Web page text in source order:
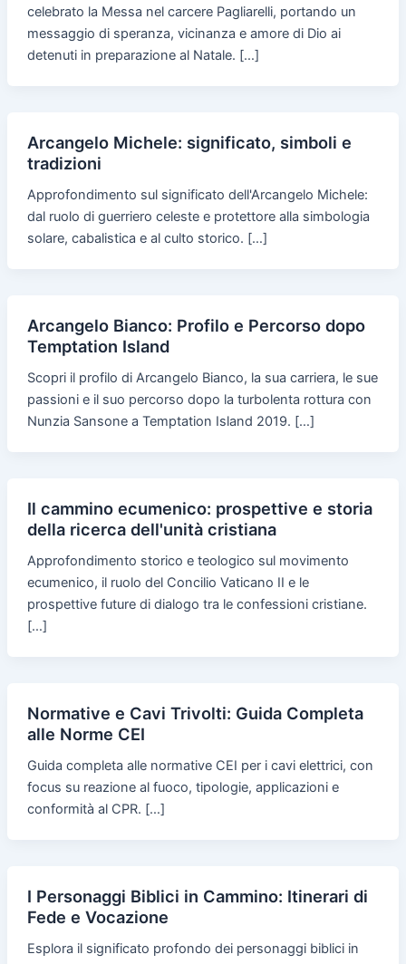
celebrato la Messa nel carcere Pagliarelli, portando un
messaggio di speranza, vicinanza e amore di Dio ai
detenuti in preparazione al Natale. […]
Arcangelo Michele: significato, simboli e
tradizioni
Approfondimento sul significato dell'Arcangelo Michele:
dal ruolo di guerriero celeste e protettore alla simbologia
solare, cabalistica e al culto storico. […]
Arcangelo Bianco: Profilo e Percorso dopo
Temptation Island
Scopri il profilo di Arcangelo Bianco, la sua carriera, le sue
passioni e il suo percorso dopo la turbolenta rottura con
Nunzia Sansone a Temptation Island 2019. […]
Il cammino ecumenico: prospettive e storia
della ricerca dell'unità cristiana
Approfondimento storico e teologico sul movimento
ecumenico, il ruolo del Concilio Vaticano II e le
prospettive future di dialogo tra le confessioni cristiane.
[…]
Normative e Cavi Trivolti: Guida Completa
alle Norme CEI
Guida completa alle normative CEI per i cavi elettrici, con
focus su reazione al fuoco, tipologie, applicazioni e
conformità al CPR. […]
I Personaggi Biblici in Cammino: Itinerari di
Fede e Vocazione
Esplora il significato profondo dei personaggi biblici in